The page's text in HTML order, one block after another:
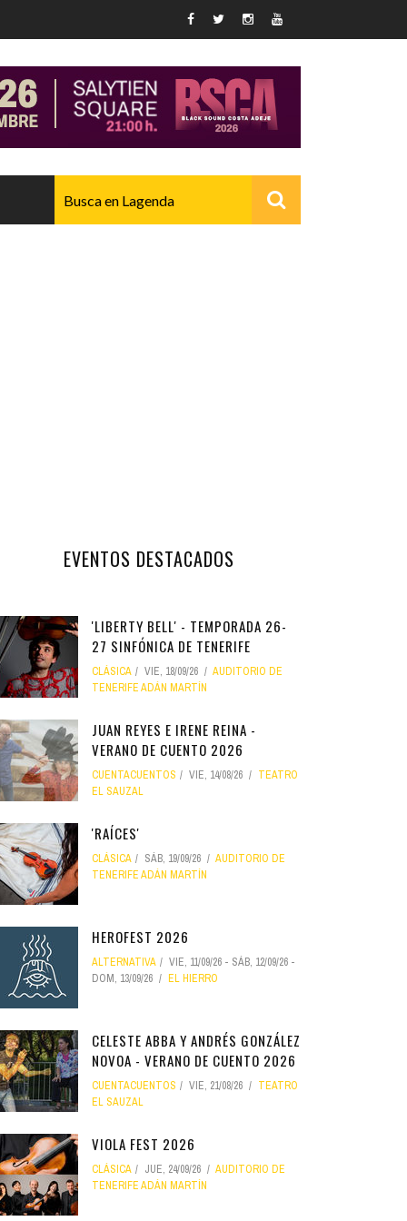
EVENTOS DESTACADOS
'LIBERTY BELL' - TEMPORADA 26-
27 SINFÓNICA DE TENERIFE
CLÁSICA VIE, 18/09/26
AUDITORIO DE
TENERIFE ADÁN MARTÍN
JUAN REYES E IRENE REINA -
VERANO DE CUENTO 2026
CUENTACUENTOS VIE, 14/08/26
TEATRO
EL SAUZAL
'RAÍCES'
CLÁSICA SÁB, 19/09/26
AUDITORIO DE
TENERIFE ADÁN MARTÍN
HEROFEST 2026
ALTERNATIVA VIE, 11/09/26 - SÁB, 12/09/26 -
DOM, 13/09/26
EL HIERRO
CELESTE ABBA Y ANDRÉS GONZÁLEZ
NOVOA - VERANO DE CUENTO 2026
CUENTACUENTOS VIE, 21/08/26
TEATRO
EL SAUZAL
VIOLA FEST 2026
CLÁSICA JUE, 24/09/26
AUDITORIO DE
TENERIFE ADÁN MARTÍN